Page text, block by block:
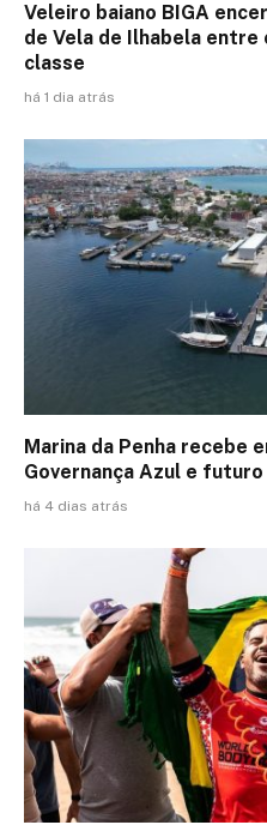
Veleiro baiano BIGA
de Vela de Ilhabela
classe
há 1 dia atrás
Marina da Penha recebe
Governança Azul e
há 4 dias atrás